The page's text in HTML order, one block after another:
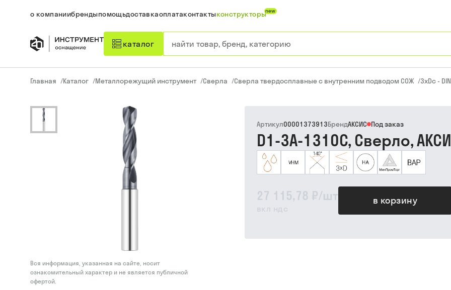
о компаниибрендыпомощьдоставкаоплатаконтактыконструкторыnew
каталог
Главная /Каталог /Металлорежущий инструмент /Сверла /Сверла твердосплавные с внутренним подводом СОЖ /3xDc -
Вся информация, указанная на сайте, носит
ознакомительный характер и не является публичной
офертой.
27 115,78 ₽/шт
вкл ндс
в корзину
Артикул00001373913БрендАКСИС Под заказ
D1-3A-1310C, Сверло,